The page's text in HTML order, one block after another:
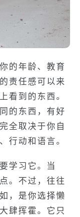
的年龄、教育
责任感可以来
看到的东西。
的东西，有好
全取决于你自
行动和语言。
学习它。当
。不过，往往
，是你选择懒
肆挥霍。它只